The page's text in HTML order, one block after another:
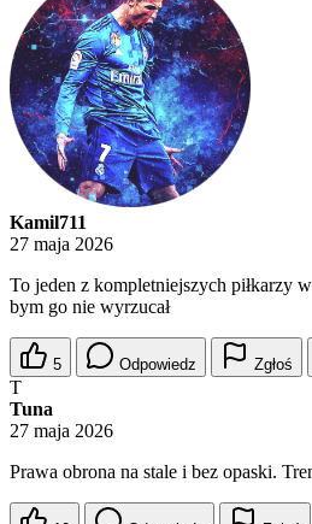
Kamil711
27 maja 2026
To jeden z kompletniejszych piłkarzy
bym go nie wyrzucał
5 Odpowiedz Zgłoś
T
Tuna
27 maja 2026
Prawa obrona na stale i bez opaski.